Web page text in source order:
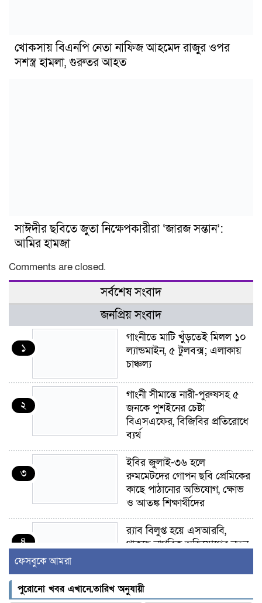
খোকসায় বিএনপি নেতা নাফিজ আহমেদ রাজুর ওপর
সশস্ত্র হামলা, গুরুতর আহত
সাঈদীর ছবিতে জুতা নিক্ষেপকারীরা ‘জারজ সন্তান’:
আমির হামজা
Comments are closed.
সর্বশেষ সংবাদ
জনপ্রিয় সংবাদ
১
গাংনীতে মাটি খুঁড়তেই মিলল ১০
ল্যান্ডমাইন, ৫ টুলবক্স; এলাকায়
চাঞ্চল্য
২
গাংনী সীমান্তে নারী-পুরুষসহ ৫
জনকে পুশইনের চেষ্টা
বিএসএফের, বিজিবির প্রতিরোধে
ব্যর্থ
৩
ইবির জুলাই-৩৬ হলে
রুমমেটদের গোপন ছবি প্রেমিকের
কাছে পাঠানোর অভিযোগ, ক্ষোভ
ও আতঙ্ক শিক্ষার্থীদের
৪
র‍্যাব বিলুপ্ত হয়ে এসআরবি,
থাকছে নাগরিক অভিযোগের নতুন
৫
খোকসায় বিএনপি নেতা নাফিজ
ফেসবুকে আমরা
পুরোনো খবর এখানে,তারিখ অনুযায়ী